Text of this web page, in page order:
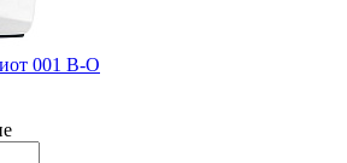
001 В-О